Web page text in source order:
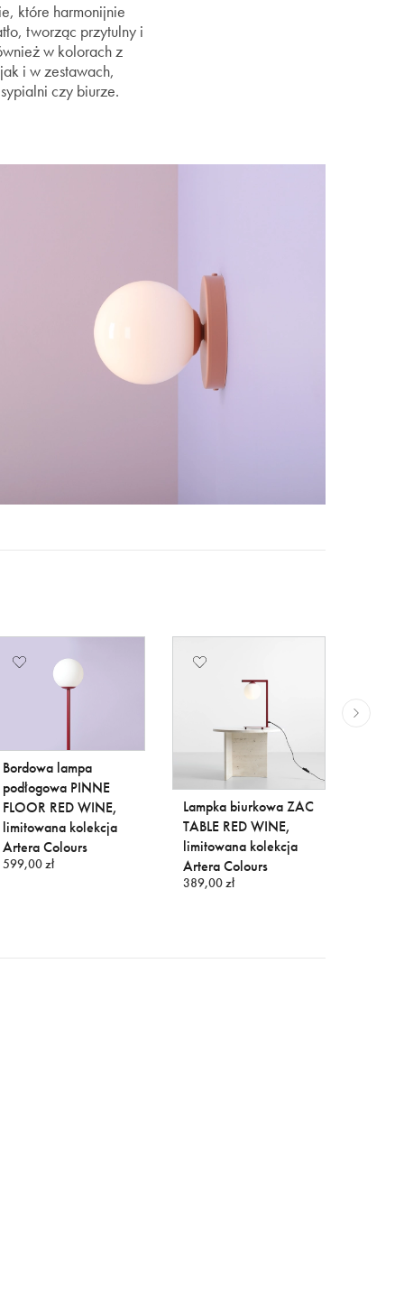
które harmonijnie
tworząc przytulny i
w kolorach z
i w zestawach,
czy biurze.
Bordowa lampa
podłogowa PINNE
FLOOR RED WINE,
limitowana kolekcja
Artera Colours
599,00 zł
Lampka biurkowa ZAC
TABLE RED WINE,
limitowana kolekcja
Artera Colours
389,00 zł